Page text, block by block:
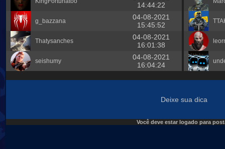
14:44:22
g_bazzana
04-08-2021
15:45:52
Thatysanches
04-08-2021
16:01:38
seishumy
04-08-2021
16:04:24
Deixe sua dica
Você deve estar logado para